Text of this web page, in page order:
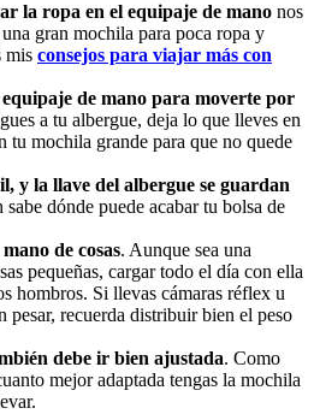
la ropa en el equipaje de mano nos
gran mochila para poca ropa y
mis consejos para viajar más con
de mano para moverte por
a tu albergue, deja lo que lleves en
tu mochila grande para que no quede
y la llave del albergue se guardan
sabe dónde puede acabar tu bolsa de
de cosas. Aunque sea una
pequeñas, cargar todo el día con ella
hombros. Si llevas cámaras réflex u
pesar, recuerda distribuir bien el peso
debe ir bien ajustada. Como
mejor adaptada tengas la mochila